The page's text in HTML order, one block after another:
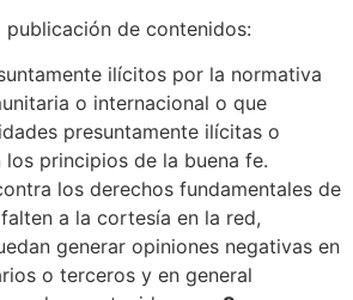
publicación de contenidos:
ilícitos por la normativa
o internacional o que
presuntamente ilícitas o
principios de la buena fe.
los derechos fundamentales de
a la cortesía en la red,
generar opiniones negativas en
o terceros y en general